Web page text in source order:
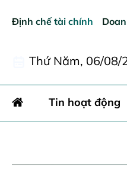
Định chế tài chính
Thứ Năm, 06/08/
Tin hoạt động